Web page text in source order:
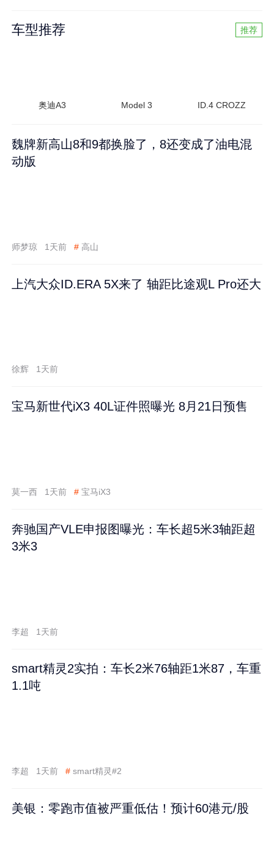
车型推荐 推荐
奥迪A3 Model 3 ID.4 CROZZ
魏牌新高山8和9都换脸了，8还变成了油电混
动版
师梦琼 1天前 # 高山
上汽大众ID.ERA 5X来了 轴距比途观L Pro还大
徐辉 1天前
宝马新世代iX3 40L证件照曝光 8月21日预售
莫一西 1天前 # 宝马iX3
奔驰国产VLE申报图曝光：车长超5米3轴距超
3米3
李超 1天前
smart精灵2实拍：车长2米76轴距1米87，车重
1.1吨
李超 1天前 # smart精灵#2
美银：零跑市值被严重低估！预计60港元/股